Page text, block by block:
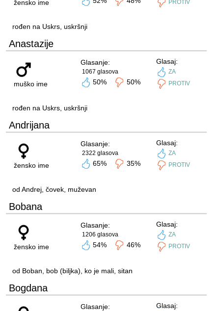
žensko ime
PROTIV
rođen na Uskrs, uskršnji
Anastazije
muško ime
Glasanje:
1067 glasova
50% 50%
Glasaj:
ZA
PROTIV
rođen na Uskrs, uskršnji
Andrijana
žensko ime
Glasanje:
2322 glasova
65% 35%
Glasaj:
ZA
PROTIV
od Andrej, čovek, muževan
Bobana
žensko ime
Glasanje:
1206 glasova
54% 46%
Glasaj:
ZA
PROTIV
od Boban, bob (biljka), ko je mali, sitan
Bogdana
Glasanje: Glasaj: